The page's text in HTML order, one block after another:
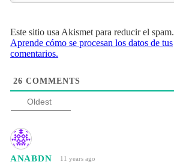
Este sitio usa Akismet para reducir el spam.
Aprende cómo se procesan los datos de tus
comentarios.
26 COMMENTS
Oldest
ANABDN 11 years ago